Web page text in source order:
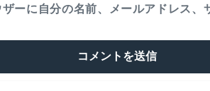
ーに自分の名前、メールアドレス、